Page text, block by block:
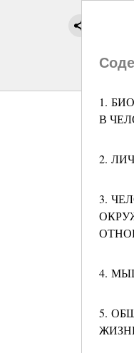
1.
В
2.
3.
4.
5.